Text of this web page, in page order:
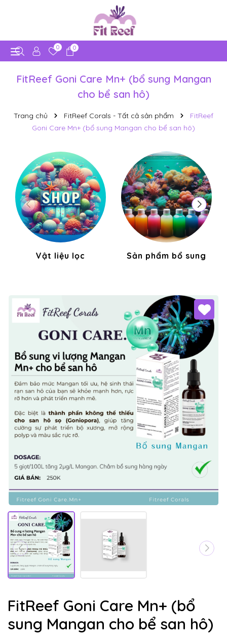
0 0
FitReef Goni Care Mn+ (bổ sung Mangan
cho bể san hô)
Trang chủ FitReef Corals - Tất cả sản phẩm
FitReef
Goni Care Mn+ (bổ sung Mangan cho bể san hô)
Vật liệu lọc Sản phẩm bổ sung
FitReef Goni Care Mn+ (bổ
sung Mangan cho bể san hô)